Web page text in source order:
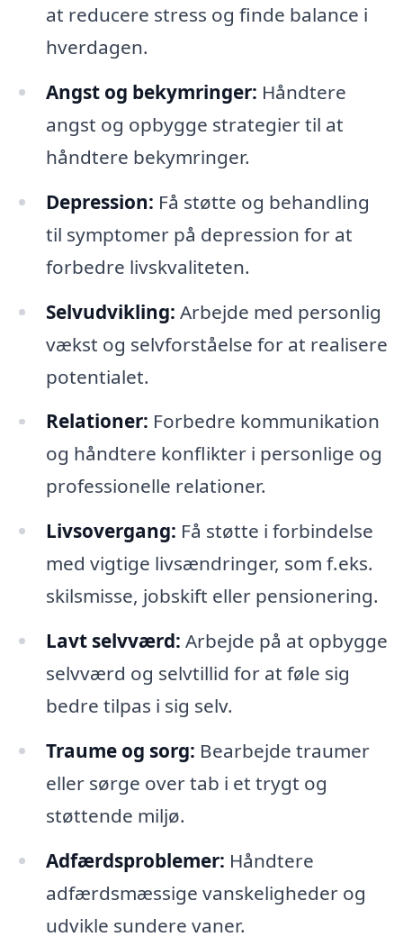
at reducere stress og finde balance i
hverdagen.
Angst og bekymringer: Håndtere
angst og opbygge strategier til at
håndtere bekymringer.
Depression: Få støtte og behandling
til symptomer på depression for at
forbedre livskvaliteten.
Selvudvikling: Arbejde med personlig
vækst og selvforståelse for at realisere
potentialet.
Relationer: Forbedre kommunikation
og håndtere konflikter i personlige og
professionelle relationer.
Livsovergang: Få støtte i forbindelse
med vigtige livsændringer, som f.eks.
skilsmisse, jobskift eller pensionering.
Lavt selvværd: Arbejde på at opbygge
selvværd og selvtillid for at føle sig
bedre tilpas i sig selv.
Traume og sorg: Bearbejde traumer
eller sørge over tab i et trygt og
støttende miljø.
Adfærdsproblemer: Håndtere
adfærdsmæssige vanskeligheder og
udvikle sundere vaner.